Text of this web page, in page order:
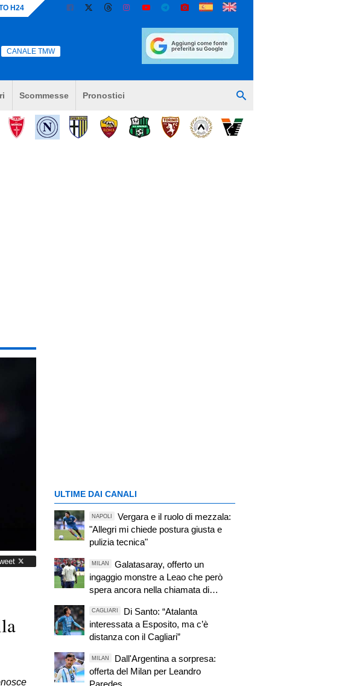
H24
CANALE TMW
Scommesse Pronostici
ULTIME DAI CANALI
NAPOLI
Vergara e il ruolo di mezzala:
"Allegri mi chiede postura giusta e
pulizia tecnica"
MILAN
Galatasaray, offerto un
ingaggio monstre a Leao che però
spera ancora nella chiamata di
CAGLIARI
Di Santo: “Atalanta
interessata a Esposito, ma c’è
distanza con il Cagliari”
MILAN
Dall'Argentina a sorpresa:
offerta del Milan per Leandro